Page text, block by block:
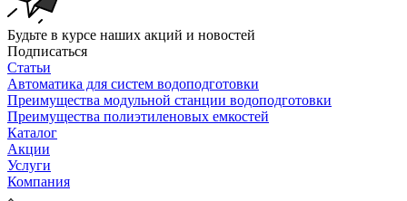
Будьте в курсе наших акций и новостей
Подписаться
Статьи
Автоматика для систем водоподготовки
Преимущества модульной станции водоподготовки
Преимущества полиэтиленовых емкостей
Каталог
Акции
Услуги
Компания